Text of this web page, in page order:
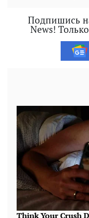
Подпишись
News!